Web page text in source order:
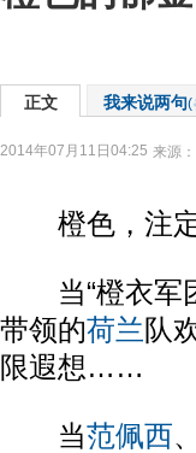
正文 我来说两句(
2014年07月11日04:25 来源：
橙色，注定
当“橙衣军
带领的荷兰队
限遐想……
当范佩西、